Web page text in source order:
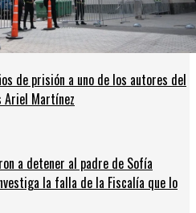
de prisión a uno de los autores del
Ariel Martínez
a detener al padre de Sofía
la falla de la Fiscalía que lo